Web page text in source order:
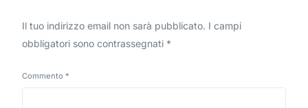
Il tuo indirizzo email non sarà pubblicato. I campi
obbligatori sono contrassegnati *
Commento *